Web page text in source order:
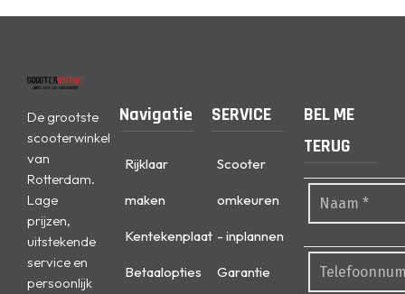
De grootste
scooterwinkel
van
Rotterdam.
Lage
prijzen,
uitstekende
service en
persoonlijk
Navigatie
Rijklaar
maken
Kentekenplaat
Betaalopties
SERVICE
Scooter
omkeuren
- inplannen
Garantie
BEL ME
TERUG